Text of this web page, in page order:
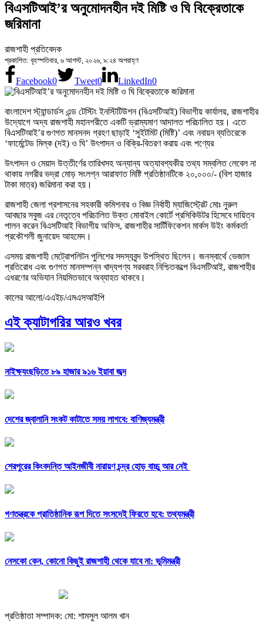
বিএসটিআই’র অনুমোদনহীন দই মিষ্টি ও ঘি বিক্রেতাকে
জরিমানা
রাজশাহী প্রতিবেদক
প্রকাশিত: বৃহস্পতিবার, ৬ আগস্ট, ২০২৬, ৯:২৪ অপরাহ্ণ
Facebook0 Tweet0 LinkedIn0
বাংলাদেশ স্ট্যান্ডার্ডস এন্ড টেস্টিং ইনস্টিটিউশন (বিএসটিআই) বিভাগীয় কার্যালয়, রাজশাহীর
উদ্যোগে অদ্য রাজশাহী মহানগরীতে একটি ভ্রাম্যমাণ আদালত পরিচালিত হয়। এতে
বিএসটিআই’র গুণগত মানসনদ গ্রহণ ছাড়াই ‘সুইটমিট (মিষ্টি)’ এবং নবায়ন ব্যতিরেকে
‘ফার্মেন্টেড মিল্ক (দই) ও ঘি’ উৎপাদন ও বিক্রি-বিতরণ করায় এবং পণ্যের
উৎপাদন ও মেয়াদ উত্তীর্ণের তারিখসহ অন্যান্য অত্যাবশ্যকীয় তথ্য সম্বলিত লেবেল না
থাকায় নগরীর ভদ্রা মোড় সংলগ্ন আরাফাত মিষ্টি প্রতিষ্ঠানটিকে ২০,০০০/- (বিশ হাজার
টাকা মাত্র) জরিমানা করা হয়।
রাজশাহী জেলা প্রশাসনের সহকারী কমিশনার ও বিজ্ঞ নির্বাহী ম্যাজিস্ট্রেট মোঃ নুরুল
আবছার সবুজ এর নেতৃত্বে পরিচালিত উক্ত মোবাইল কোর্টে প্রসিকিউটর হিসেবে দায়িত্ব
পালন করেন বিএসটিআই বিভাগীয় অফিস, রাজশাহীর সার্টিফিকেশন মার্কস উইং কর্মকর্তা
প্রকৌশলী জুনায়েদ আহমেদ।
এসময় রাজশাহী মেট্রোপলিটন পুলিশের সদস্যবৃন্দ উপস্থিত ছিলেন। জনস্বার্থে ভেজাল
প্রতিরোধ এবং গুণগত মানসম্পন্ন খাদ্যপণ্য সরবরাহ নিশ্চিতকল্পে বিএসটিআই, রাজশাহীর
এধরণের অভিযান নিয়মিতভাবে অব্যাহত থাকবে।
কালের আলো/এএইচ/এমএসআইপি
এই ক্যাটাগরির আরও খবর
নাইক্ষ্যংছড়িতে ৮৯ হাজার ৯১৬ ইয়াবা জব্দ
দেশের জ্বালানি সংকট কাটাতে সময় লাগবে: বাণিজ্যমন্ত্রী
শেরপুরের কিংবদন্তি আইনজীবী নারায়ণ চন্দ্র হোড় বাচ্চু আর নেই
গণতন্ত্রকে প্রাতিষ্ঠানিক রূপ দিতে সংসদেই ফিরতে হবে: তথ্যমন্ত্রী
নেসকো কেন, কোনো কিছুই রাজশাহী থেকে যাবে না: ভূমিমন্ত্রী
প্রতিষ্ঠাতা সম্পাদক: মো: শামসুল আলম খান